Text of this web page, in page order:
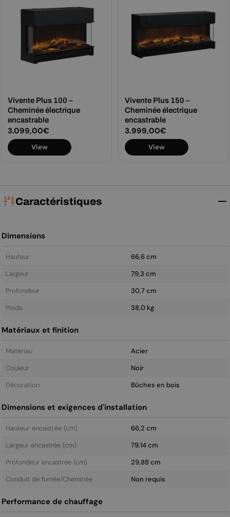
Vivente Plus 100 –
Cheminée électrique
encastrable
Prix
régulier
3.099,00€
View
Vivente Plus 150 –
Cheminée électrique
encastrable
Prix
régulier
3.999,00€
View
Caractéristiques
Dimensions
Hauteur
66,6 cm
Largeur
79,3 cm
Profondeur
30,7 cm
Poids
38,0 kg
Matériaux et finition
Matériau
Acier
Couleur
Noir
Décoration
Bûches en bois
Dimensions et exigences d'installation
Hauteur encastrée (cm)
66,2 cm
Largeur encastrée (cm)
79,14 cm
Profondeur encastrée (cm)
29,88 cm
Conduit de fumée/Cheminée
Non requis
Performance de chauffage